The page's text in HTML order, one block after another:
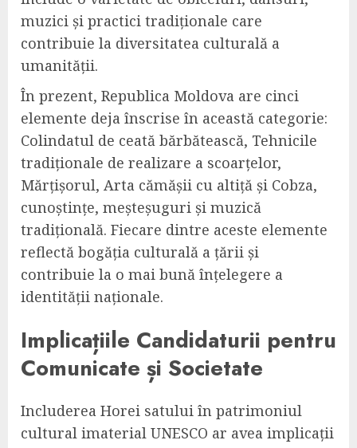
muzici și practici tradiționale care
contribuie la diversitatea culturală a
umanității.
În prezent, Republica Moldova are cinci
elemente deja înscrise în această categorie:
Colindatul de ceată bărbătească, Tehnicile
tradiționale de realizare a scoarțelor,
Mărțișorul, Arta cămășii cu altiță și Cobza,
cunoștințe, meșteșuguri și muzică
tradițională. Fiecare dintre aceste elemente
reflectă bogăția culturală a țării și
contribuie la o mai bună înțelegere a
identității naționale.
Implicațiile Candidaturii pentru
Comunicate și Societate
Includerea Horei satului în patrimoniul
cultural imaterial UNESCO ar avea implicații